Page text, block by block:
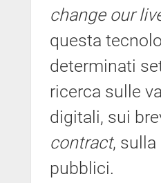
change our
questa
determinati
ricerca sulle
digitali, sui
contract, sulla
pubblici.